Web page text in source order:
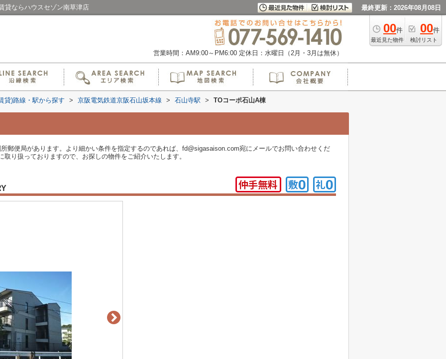
貸ならハウスセゾン南草津店 最終更新：2026年08月08日
00件
最近見た物件
00件
検討リスト
営業時間：AM9:00～PM6:00 定休日：水曜日（2月・3月は無休）
貸)路線・駅から探す > 京阪電気鉄道京阪石山坂本線 > 石山寺駅 > TOコーポ石山A棟
郵便局があります。より細かい条件を指定するのであれば、fd@sigasaison.com宛にメールでお問い合わせくだ
り扱っておりますので、お探しの物件をご紹介いたします。